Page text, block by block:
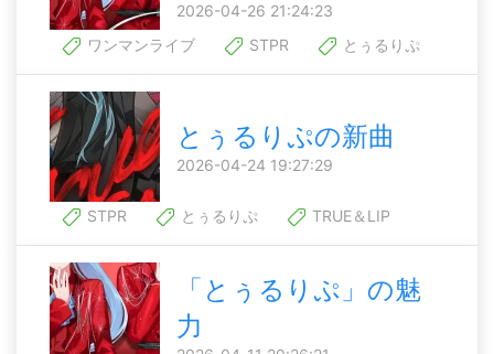
2026-04-26 21:24:23
ワンマンライブ
STPR とぅるりぷ
とぅるりぷの新曲
2026-04-24 19:27:29
STPR とぅるりぷ TRUE＆LIP
「とぅるりぷ」の魅
力